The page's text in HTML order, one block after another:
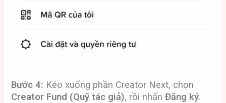
Bước 4: Kéo xuống phần Creator Next, chọn
Creator Fund (Quỹ tác giả), rồi nhấnĐăng ký.